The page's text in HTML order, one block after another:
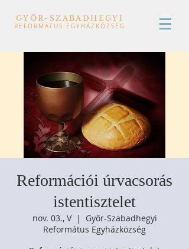
GYŐR-SZABADHEGYI
REFORMÁTUS EGYHÁZKÖZSÉG
Reformációi úrvacsorás
istentisztelet
nov. 03., V
  |
Győr-Szabadhegyi
Református Egyházközség